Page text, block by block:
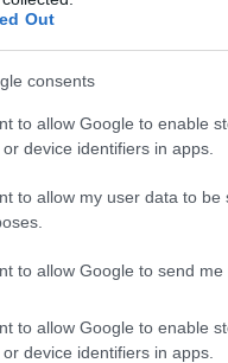
Out
consents
to allow Google to enable
device identifiers in apps.
to allow my user data to
to allow Google to send me
to allow Google to enable
device identifiers in apps.
Όπως υπογραμμίζει η
οφθαλμούς: «Οι
βρίσκονται στους
Όμικρον μπορεί να
Η ενόχληση στα μάτια,